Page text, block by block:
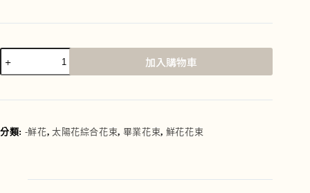
加入購物車
r
分類: -鮮花, 太陽花綜合花束, 畢業花束, 鮮花花束